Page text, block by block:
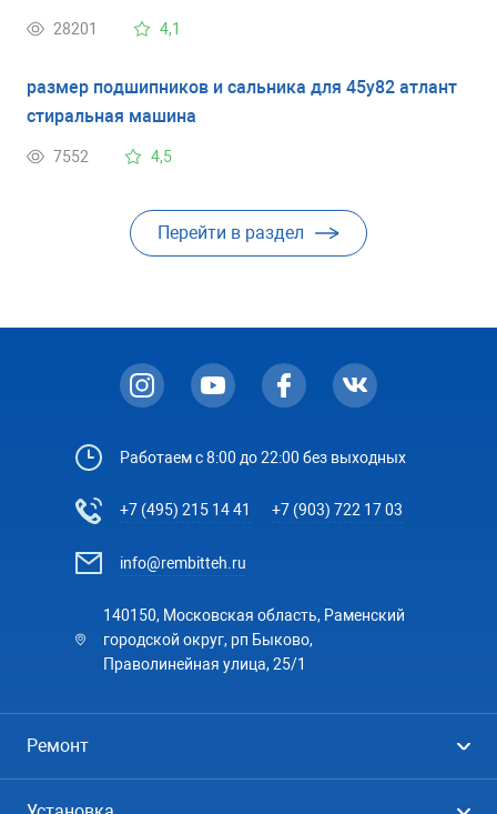
минуту работает, 5 минут нет" и так постоянно, при
28201 4,1
размер подшипников и сальника для 45у82 атлант
стиральная машина
7552 4,5
Перейти в раздел
Работаем с 8:00 до 22:00 без выходных
+7 (495) 215 14 41 +7 (903) 722 17 03
info@rembitteh.ru
140150, Московская область, Раменский
городской округ, рп Быково,
Праволинейная улица, 25/1
Ремонт